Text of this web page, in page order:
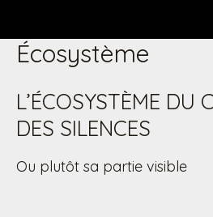
contenu
Écosystème
L’ÉCOSYSTÈME DU
DES SILENCES
Ou plutôt sa partie visible